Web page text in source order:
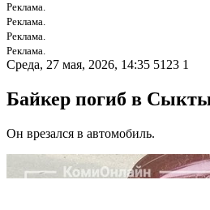
Реклама.
Реклама.
Реклама.
Реклама.
Среда, 27 мая, 2026, 14:35 5123 1
Байкер погиб в
Он врезался в автомобиль.